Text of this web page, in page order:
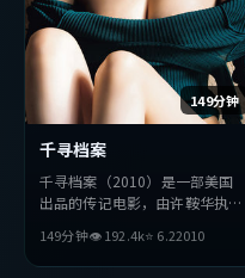
149分钟
千寻档案
千寻档案（2010）是一部美国
出品的传记电影，由许鞍华执
演。影片在叙事与视听上力求突
破，探讨人性与抉择，节奏张弛
149分钟👁192.4k⭐ 6.22010